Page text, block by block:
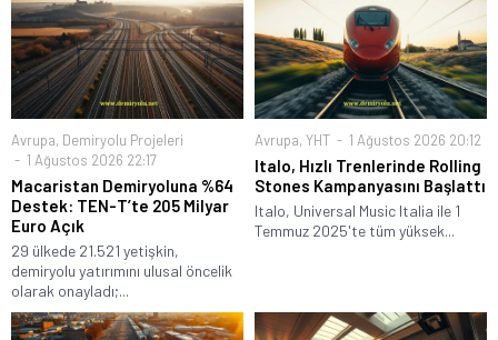
Avrupa, Demiryolu Projeleri
1 Ağustos 2026 22:17
Macaristan Demiryoluna %64
Destek: TEN-T’te 205 Milyar
Euro Açık
29 ülkede 21.521 yetişkin,
demiryolu yatırımını ulusal öncelik
olarak onayladı;...
Avrupa, YHT 1 Ağustos 2026 20:12
Italo, Hızlı Trenlerinde Rolling
Stones Kampanyasını Başlattı
Italo, Universal Music Italia ile 1
Temmuz 2025'te tüm yüksek...